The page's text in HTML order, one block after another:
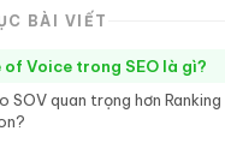
BÀI VIẾT
of Voice trong SEO là gì?
SOV quan trọng hơn Ranking